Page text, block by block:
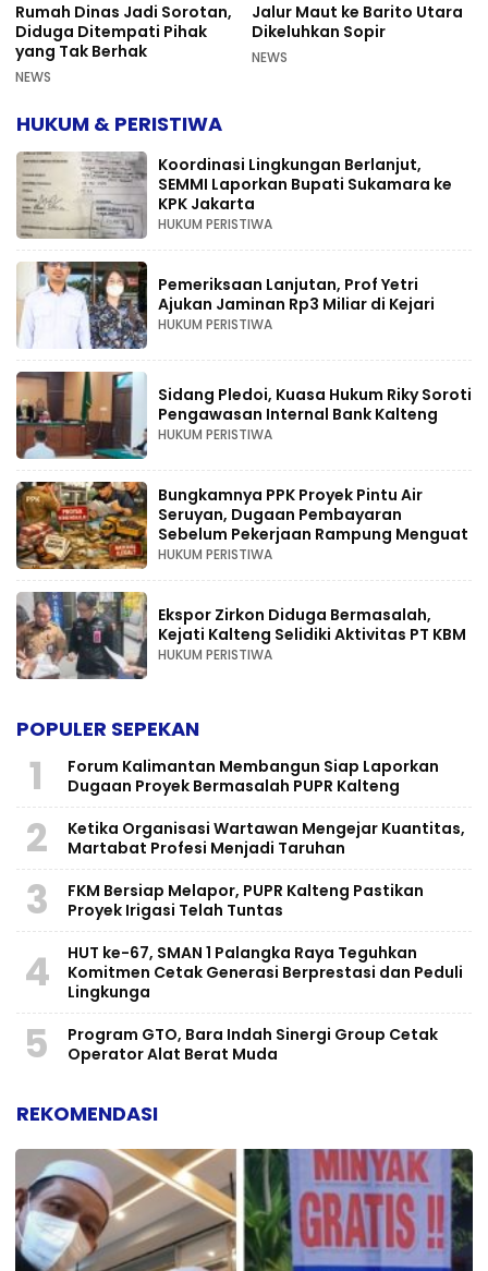
Rumah Dinas Jadi Sorotan,
Diduga Ditempati Pihak
yang Tak Berhak
NEWS
Jalur Maut ke Barito Utara
Dikeluhkan Sopir
NEWS
HUKUM & PERISTIWA
Koordinasi Lingkungan Berlanjut,
SEMMI Laporkan Bupati Sukamara ke
KPK Jakarta
HUKUM PERISTIWA
Pemeriksaan Lanjutan, Prof Yetri
Ajukan Jaminan Rp3 Miliar di Kejari
HUKUM PERISTIWA
Sidang Pledoi, Kuasa Hukum Riky Soroti
Pengawasan Internal Bank Kalteng
HUKUM PERISTIWA
Bungkamnya PPK Proyek Pintu Air
Seruyan, Dugaan Pembayaran
Sebelum Pekerjaan Rampung Menguat
HUKUM PERISTIWA
Ekspor Zirkon Diduga Bermasalah,
Kejati Kalteng Selidiki Aktivitas PT KBM
HUKUM PERISTIWA
POPULER SEPEKAN
1
Forum Kalimantan Membangun Siap Laporkan
Dugaan Proyek Bermasalah PUPR Kalteng
2
Ketika Organisasi Wartawan Mengejar Kuantitas,
Martabat Profesi Menjadi Taruhan
3
FKM Bersiap Melapor, PUPR Kalteng Pastikan
Proyek Irigasi Telah Tuntas
4
HUT ke-67, SMAN 1 Palangka Raya Teguhkan
Komitmen Cetak Generasi Berprestasi dan Peduli
Lingkunga
5
Program GTO, Bara Indah Sinergi Group Cetak
Operator Alat Berat Muda
REKOMENDASI